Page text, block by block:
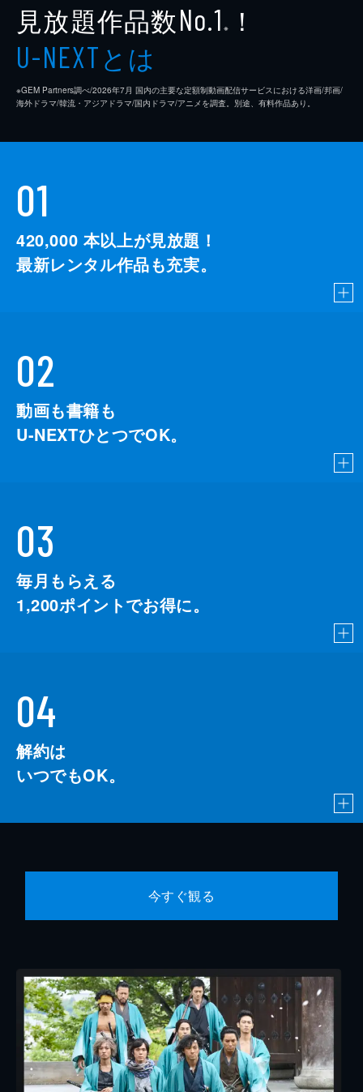
見放題作品数No.1 ※ ！
U-NEXTとは
※GEM Partners調べ/2026年7⽉ 国内の主要な定額制動画配信サービスにおける洋画/邦画/
海外ドラマ/韓流・アジアドラマ/国内ドラマ/アニメを調査。別途、有料作品あり。
01
420,000 本以上が見放題！
最新レンタル作品も充実。
02
動画も書籍も
U-NEXTひとつでOK。
03
毎月もらえる
1,200ポイントでお得に。
04
解約は
いつでもOK。
今すぐ観る